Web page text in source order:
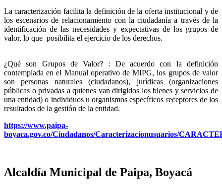
La caracterización facilita la definición de la oferta institucional y de
los escenarios de relacionamiento con la ciudadanía a través de la
identificación de las necesidades y expectativas de los grupos de
valor, lo que posibilita el ejercicio de los derechos.
¿Qué son Grupos de Valor? : De acuerdo con la definición
contemplada en el Manual operativo de MIPG, los grupos de valor
son personas naturales (ciudadanos), jurídicas (organizaciones
públicas o privadas a quienes van dirigidos los bienes y servicios de
una entidad) o individuos u organismos específicos receptores de los
resultados de la gestión de la entidad.
https://www.paipa-
boyaca.gov.co/Ciudadanos/Caracterizacionusuarios/
Alcaldía Municipal de Paipa, Boyacá